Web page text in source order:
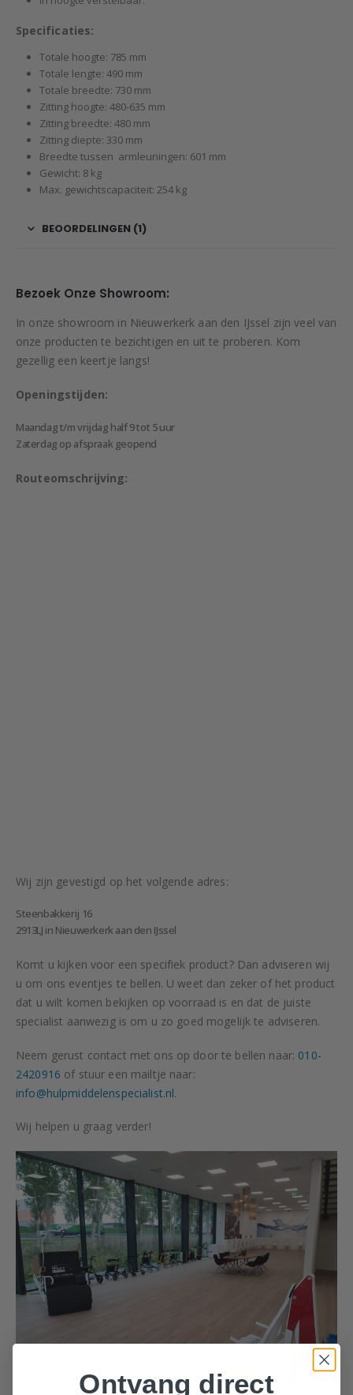
Specificaties:
Totale hoogte: 785 mm
Totale lengte: 490 mm
Totale breedte: 730 mm
Zitting hoogte: 480-635 mm
Zitting breedte: 480 mm
Zitting diepte: 330 mm
Breedte tussen armleuningen: 601 mm
Gewicht: 8 kg
Max. gewichtscapaciteit: 254 kg
BEOORDELINGEN (1)
Bezoek Onze Showroom:
In onze showroom in Nieuwerkerk aan den IJssel zijn veel van
onze producten te bezichtigen en uit te proberen. Kom
gezellig een keertje langs!
Openingstijden:
Maandag t/m vrijdag half 9 tot 5 uur
Zaterdag op afspraak geopend
Routeomschrijving:
Wij zijn gevestigd op het volgende adres:
Steenbakkerij 16
2913LJ in Nieuwerkerk aan den IJssel
Komt u kijken voor een specifiek product? Dan adviseren wij
u om ons eventjes te bellen. U weet dan zeker of het product
dat u wilt komen bekijken op voorraad is en dat de juiste
specialist aanwezig is om u zo goed mogelijk te adviseren.
Neem gerust contact met ons op door te bellen naar: 010-
2420916 of stuur een mailtje naar:
info@hulpmiddelenspecialist.nl.
Wij helpen u graag verder!
Ontvang direct